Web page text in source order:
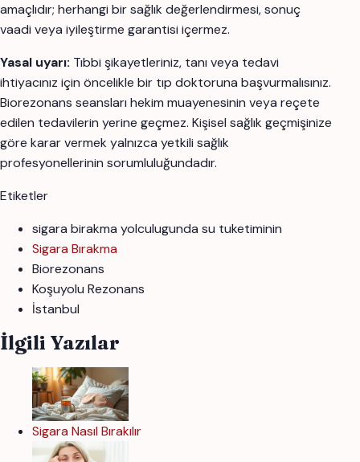
amaçlıdır; herhangi bir sağlık değerlendirmesi, sonuç
vaadi veya iyileştirme garantisi içermez.
Yasal uyarı: Tıbbi şikayetleriniz, tanı veya tedavi
ihtiyacınız için öncelikle bir tıp doktoruna başvurmalısınız.
Biorezonans seansları hekim muayenesinin veya reçete
edilen tedavilerin yerine geçmez. Kişisel sağlık geçmişinize
göre karar vermek yalnızca yetkili sağlık
profesyonellerinin sorumluluğundadır.
Etiketler
sigara birakma yolculugunda su tuketiminin
Sigara Bırakma
Biorezonans
Koşuyolu Rezonans
İstanbul
İlgili Yazılar
Sigara Nasıl Bırakılır